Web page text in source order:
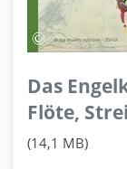
Das
Flöte,
(14,1 MB)